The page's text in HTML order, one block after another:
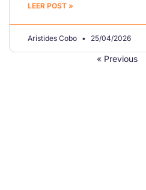
LEER POST »
Aristides Cobo 25/04/2026
« Previous